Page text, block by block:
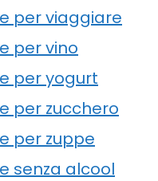
per viaggiare
per vino
per yogurt
per zucchero
per zuppe
senza alcool